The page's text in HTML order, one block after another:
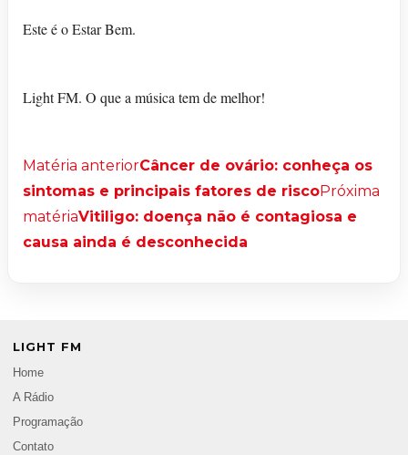
Este é o Estar Bem.
Light FM. O que a música tem de melhor!
Matéria anteriorCâncer de ovário: conheça os
sintomas e principais fatores de riscoPróxima
matériaVitiligo: doença não é contagiosa e
causa ainda é desconhecida
LIGHT FM
Home
A Rádio
Programação
Contato